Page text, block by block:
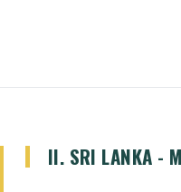
II. SRI LANKA -